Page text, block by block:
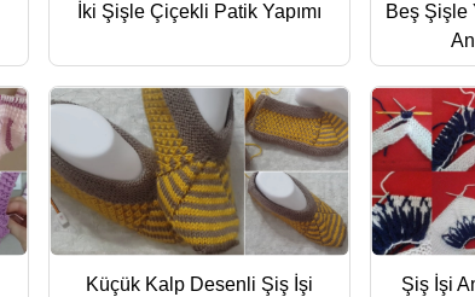
İki Şişle Çiçekli Patik Yapımı
Beş Şişle
Küçük Kalp Desenli Şiş İşi
Şiş İşi